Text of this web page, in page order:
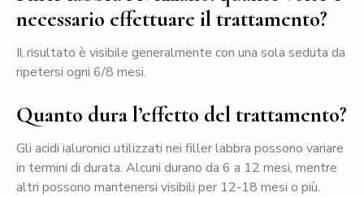
necessario effettuare il trattamento?
Il risultato è visibile generalmente con una sola seduta da
ripetersi ogni 6/8 mesi.
Quanto dura l’effetto del trattamento?
Gli acidi ialuronici utilizzati nei filler labbra possono variare
in termini di durata. Alcuni durano da 6 a 12 mesi, mentre
altri possono mantenersi visibili per 12-18 mesi o più.